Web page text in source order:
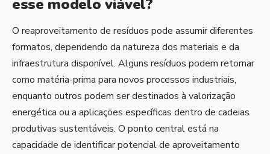
esse modelo viável?
O reaproveitamento de resíduos pode assumir diferentes
formatos, dependendo da natureza dos materiais e da
infraestrutura disponível. Alguns resíduos podem retornar
como matéria-prima para novos processos industriais,
enquanto outros podem ser destinados à valorização
energética ou a aplicações específicas dentro de cadeias
produtivas sustentáveis. O ponto central está na
capacidade de identificar potencial de aproveitamento